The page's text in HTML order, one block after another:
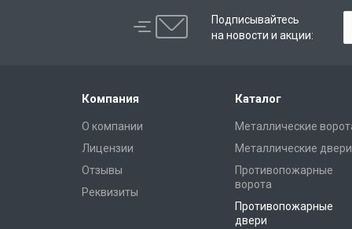
Подписывайтесь
на новости и акции:
Компания
О компании
Лицензии
Отзывы
Реквизиты
Каталог
Металлические
Металлические двери
Противопожарные
ворота
Противопожарные
двери